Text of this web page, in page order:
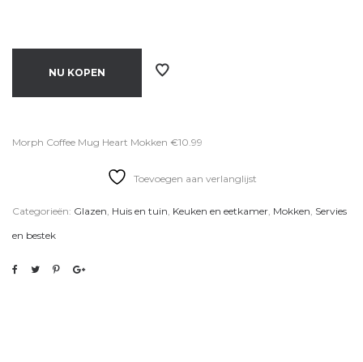
NU KOPEN
Morph Coffee Mug Heart Mokken €10.99
Toevoegen aan verlanglijst
Categorieën: Glazen, Huis en tuin, Keuken en eetkamer, Mokken, Servies
en bestek